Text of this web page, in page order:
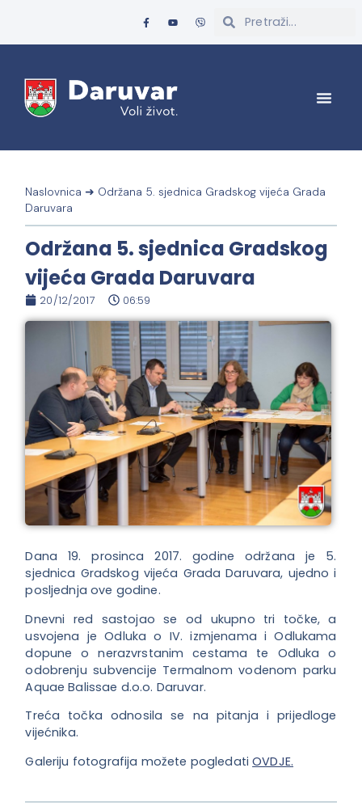
Naslovnica ➜ Održana 5. sjednica Gradskog vijeća Grada
Daruvara
Održana 5. sjednica Gradskog
vijeća Grada Daruvara
20/12/2017 06:59
Dana 19. prosinca 2017. godine održana je 5.
sjednica Gradskog vijeća Grada Daruvara, ujedno i
posljednja ove godine.
Dnevni red sastojao se od ukupno tri točke, a
usvojena je Odluka o IV. izmjenama i Odlukama
dopune o nerazvrstanim cestama te Odluka o
odobrenju subvencije Termalnom vodenom parku
Aquae Balissae d.o.o. Daruvar.
Treća točka odnosila se na pitanja i prijedloge
vijećnika.
Galeriju fotografija možete pogledatiOVDJE.